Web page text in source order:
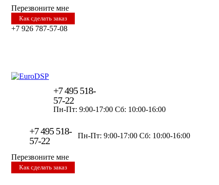
Перезвоните мне
Как сделать заказ
+7 926 787-57-08
+7 495 518-
57-22
Пн-Пт: 9:00-17:00 Сб: 10:00-16:00
+7 495 518-
57-22
Пн-Пт: 9:00-17:00 Сб: 10:00-16:00
Перезвоните мне
Как сделать заказ